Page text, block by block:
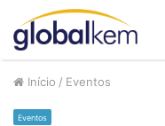
Início / Eventos
Eventos